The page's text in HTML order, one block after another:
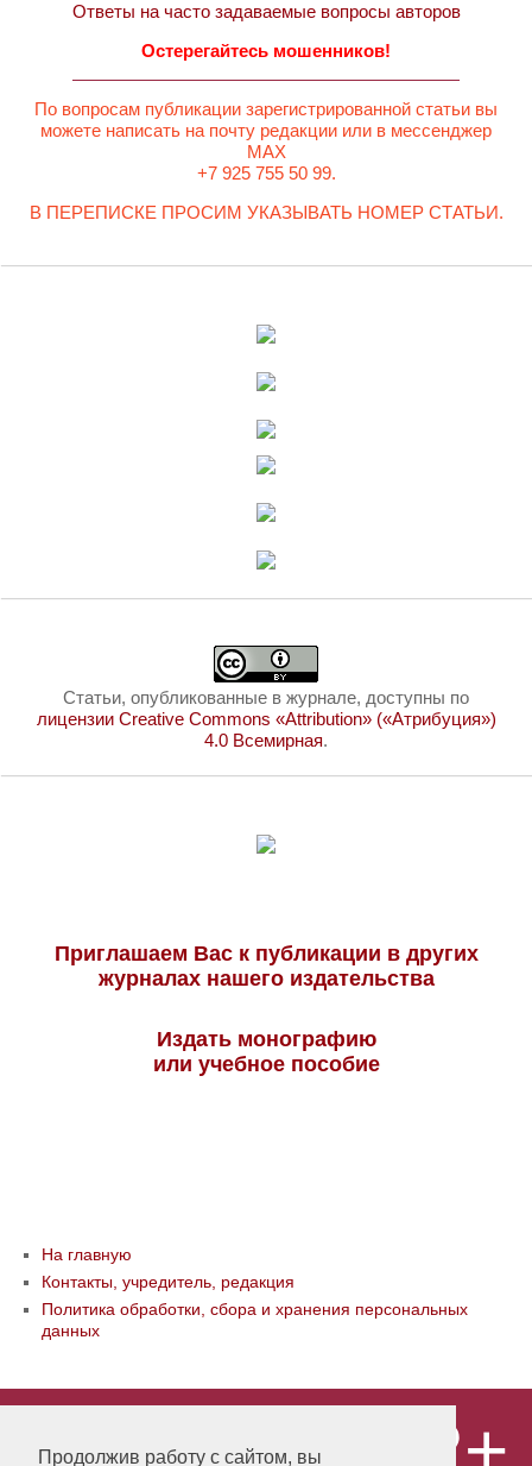
Продолжив работу с сайтом, вы
Ответы на часто задаваемые вопросы авторов
Остерегайтесь мошенников!
По вопросам публикации зарегистрированной статьи вы
можете написать на почту редакции или в мессенджер
MAX
+7 925 755 50 99.
В ПЕРЕПИСКЕ ПРОСИМ УКАЗЫВАТЬ НОМЕР СТАТЬИ.
Статьи, опубликованные в журнале, доступны по
лицензии Creative Commons «Attribution» («Атрибуция»)
4.0 Всемирная.
Приглашаем Вас к публикации в других
журналах нашего издательства
Издать монографию
или учебное пособие
На главную
Контакты, учредитель, редакция
Политика обработки, сбора и хранения персональных
данных
«Publishing company «World of science»,